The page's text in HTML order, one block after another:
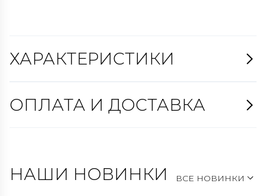
ХАРАКТЕРИСТИКИ
ОПЛАТА И ДОСТАВКА
НАШИ НОВИНКИ ВСЕ НОВИНКИ